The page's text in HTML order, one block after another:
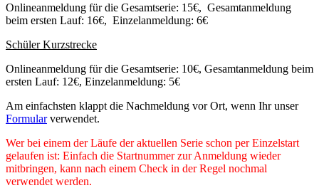
Onlineanmeldung für die Gesamtserie: 15€, Gesamtanmeldung
beim ersten Lauf: 16€, Einzelanmeldung: 6€
Schüler Kurzstrecke
Onlineanmeldung für die Gesamtserie: 10€, Gesamtanmeldung beim
ersten Lauf: 12€, Einzelanmeldung: 5€
Am einfachsten klappt die Nachmeldung vor Ort, wenn Ihr unser
Formularverwendet.
Wer bei einem der Läufe der aktuellen Serie schon per Einzelstart
gelaufen ist: Einfach die Startnummer zur Anmeldung wieder
mitbringen, kann nach einem Check in der Regel nochmal
verwendet werden.